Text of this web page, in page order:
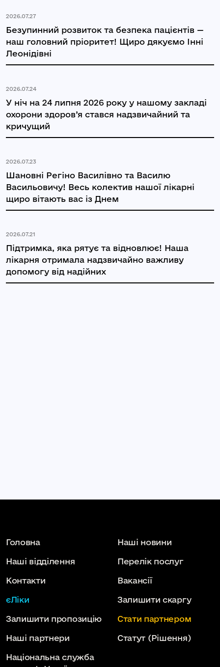
2026.07.27
Безупинний розвиток та безпека пацієнтів —
наш головний пріоритет! Щиро дякуємо Інні
Леонідівні
2026.07.24
У ніч на 24 липня 2026 року у нашому закладі
охорони здоров’я стався надзвичайний та
кричущий
2026.07.23
Шановні Регіно Василівно та Василю
Васильовичу! Весь колектив нашої лікарні
щиро вітають вас із Днем
2026.07.21
Підтримка, яка рятує та відновлює! Наша
лікарня отримала надзвичайно важливу
допомогу від надійних
Головна Наші новини
Наші відділення Перелік послуг
Контакти Вакансії
єЛіки Залишити скаргу
Залишити пропозицію Стати партнером
Наші партнери Статут (Рішення)
Національна служба